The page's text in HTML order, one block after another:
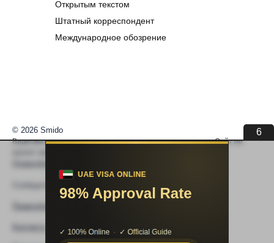
Открытым текстом
Штатный корреспондент
Международное обозрение
6
© 2026 Smido
Видеоматериалы встраиваются из открытых источников. Сайт не
Видео не работает